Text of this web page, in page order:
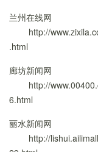
兰州在线网
http://
.html
廊坊新闻网
http://
6.html
丽水新闻网
http://